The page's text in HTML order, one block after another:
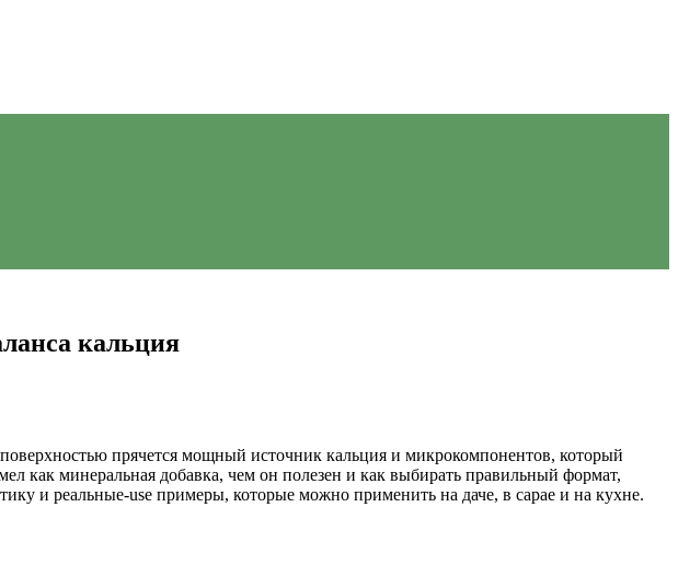
кальция
прячется мощный источник кальция и микрокомпонентов, который
как минеральная добавка, чем он полезен и как выбирать правильный формат,
и реальные-use примеры, которые можно применить на даче, в сарае и на кухне.